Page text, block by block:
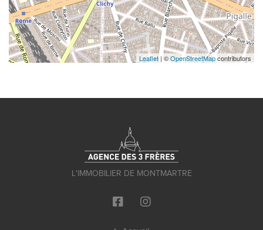
Leaflet| ©OpenStreetMapcontributors
L'IMMOBILIER DE MONTMARTRE